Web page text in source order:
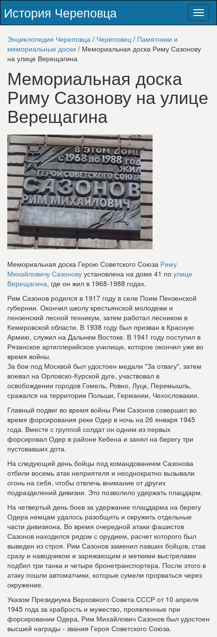
История Череповца
Энциклопедия Череповца / Череповец / Памятники и
мемориальные доски / Мемориальная доска Риму Сазонову
на улице Верещагина
Мемориальная доска
Риму Сазонову на улице
Верещагина
Мемориальная доска Герою Советского Союза Риму
Михайловичу Сазонову установлена на доме 41 по улице
Верещагина, где он жил в 1968-1988 годах.
Рим Сазонов родился в 1917 году в селе Поим Пензенской
губернии. Окончил школу крестьянской молодежи и
пензенский лесной техникум, затем работал лесником в
Кемеровской области. В 1938 году был призван в Красную
Армию, служил на Дальнем Востоке. В 1941 году поступил в
Рязанское артиллерийское училище, которое окончил уже во
время войны.
За бои под Москвой был удостоен медали "За отвагу", затем
воевал на Орловско-Курской дуге, участвовал в
освобождении городов Гомель, Ровно, Луцк, Перемышль,
сражался на территории Польши, Германии, Чехословакии.
Главный подвиг во время войны Рим Сазонов совершил во
время форсирования реки Одер в ночь на 26 января 1945
года. Вместе с группой солдат он одним из первых
форсировал Одер в районе Кебена и занял на берегу три
пустовавших дота.
На следующий день бойцы под командованием Сазонова
отбили восемь атак неприятеля и неоднократно вызывали
огонь на себя, чтобы отвлечь внимание от других
подразделений дивизии. Это позволило удержать плацдарм.
На четвертый день боев за удержание плацдарма на берегу
Одера немцам удалось разобщить и окружить отдельные
части дивизиона. Во время очередной атаки фашистов
Сазонов находился рядом с орудием, расчет которого был
выведен из строя. Рим Сазонов заменил павших бойцов, став
сразу и наводчиком и заряжающим и меткими выстрелами
подбил три танка и четыре бронетранспортера. После этого в
атаку пошли автоматчики, которые сумели прорваться через
окружение.
Указом Президиума Верховного Совета СССР от 10 апреля
1945 года за храбрость и мужество, проявленные при
форсировании Одера, Рим Михайлович Сазонов был удостоен
высшей награды - звания Героя Советского Союза.